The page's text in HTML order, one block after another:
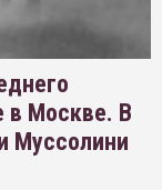
в Москве. В
Муссолини